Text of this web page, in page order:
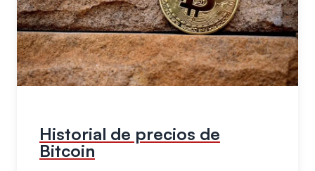
Historial de precios de
Bitcoin